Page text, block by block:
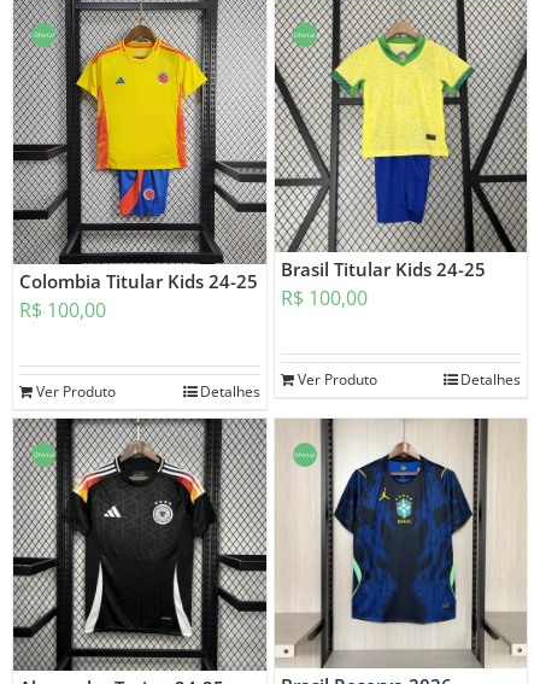
Oferta!
Colombia Titular Kids 24-25
R$ 100,00
Ver Produto Detalhes
Oferta!
Brasil Titular Kids 24-25
R$ 100,00
Ver Produto Detalhes
Oferta! Oferta!